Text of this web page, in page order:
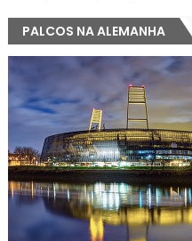
PALCOS NA ALEMANHA